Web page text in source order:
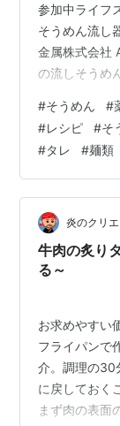
参加中ライフ
そうめん流し
金属株式会社
の流しそうめ
Amazon パー
ギン D-1407
RECIPE
アレンジ人気
…
#そうめん #
#レシピ #そ
#タレ #麺類
炎のクリ
牛肉の炙り
る～
お求めやすい
フライパンで
介。調理の30
に戻しておく
まず肉の表面